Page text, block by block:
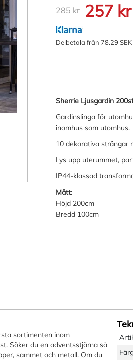
285 kr 257 kr
Delbetala från 78.29
Sherrie Ljusgardin
Gardinslinga för
inomhus som utomhus.
10 dekorativa strängar
Lys upp uterummet,
IP44-klassad
Mått:
Höjd 200cm
Bredd 100cm
sortimenten inom
Söker du en adventsstjärna så
sammet och metall. Om du